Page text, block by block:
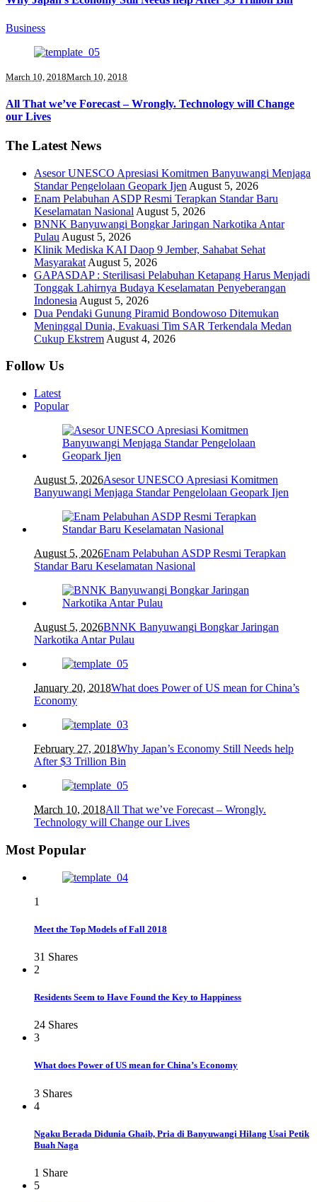
Business
March 10, 2018March 10, 2018
All That we’ve Forecast – Wrongly. Technology will Change
our Lives
The Latest News
Asesor UNESCO Apresiasi Komitmen Banyuwangi Menjaga
Standar Pengelolaan Geopark Ijen August 5, 2026
Enam Pelabuhan ASDP Resmi Terapkan Standar Baru
Keselamatan Nasional August 5, 2026
BNNK Banyuwangi Bongkar Jaringan Narkotika Antar
Pulau August 5, 2026
Klinik Mediska KAI Daop 9 Jember, Sahabat Sehat
Masyarakat August 5, 2026
GAPASDAP : Sterilisasi Pelabuhan Ketapang Harus Menjadi
Tonggak Lahirnya Budaya Keselamatan Penyeberangan
Indonesia August 5, 2026
Dua Pendaki Gunung Piramid Bondowoso Ditemukan
Meninggal Dunia, Evakuasi Tim SAR Terkendala Medan
Cukup Ekstrem August 4, 2026
Follow Us
Latest
Popular
August 5, 2026Asesor UNESCO Apresiasi Komitmen
Banyuwangi Menjaga Standar Pengelolaan Geopark Ijen
August 5, 2026Enam Pelabuhan ASDP Resmi Terapkan
Standar Baru Keselamatan Nasional
August 5, 2026BNNK Banyuwangi Bongkar Jaringan
Narkotika Antar Pulau
January 20, 2018What does Power of US mean for China’s
Economy
February 27, 2018Why Japan’s Economy Still Needs help
After $3 Trillion Bin
March 10, 2018All That we’ve Forecast – Wrongly.
Technology will Change our Lives
Most Popular
1
Meet the Top Models of Fall 2018
31 Shares
2
Residents Seem to Have Found the Key to Happiness
24 Shares
3
What does Power of US mean for China’s Economy
3 Shares
4
Ngaku Berada Didunia Ghaib, Pria di Banyuwangi Hilang Usai Petik
Buah Naga
1 Share
5